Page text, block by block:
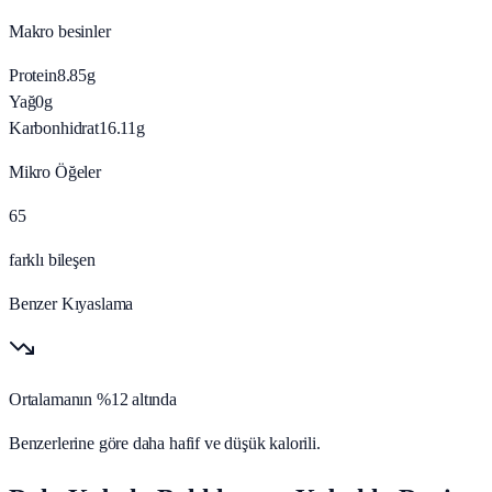
Makro besinler
Protein8.85g
Yağ0g
Karbonhidrat16.11 g
Mikro Öğeler
65
farklı bileşen
Benzer Kıyaslama
Ortalamanın %12 altında
Benzerlerine göre daha hafif ve düşük kalorili.